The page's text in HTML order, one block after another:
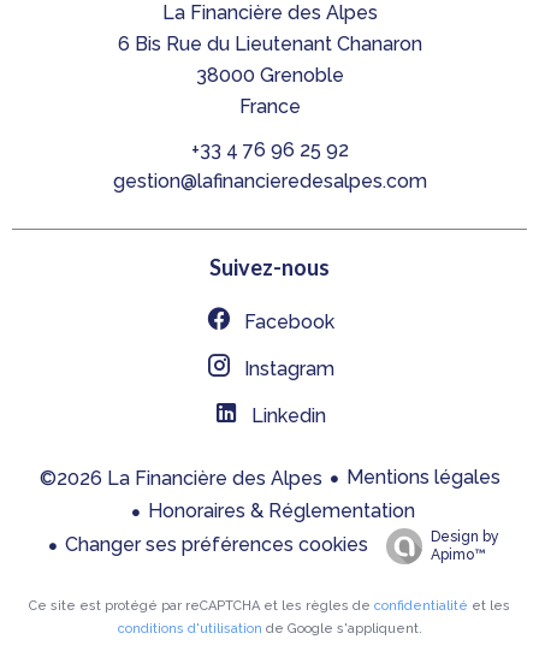
La Financière des Alpes
6 Bis Rue du Lieutenant Chanaron
38000 Grenoble
France
+33 4 76 96 25 92
gestion@lafinancieredesalpes.com
Suivez-nous
Facebook
Instagram
Linkedin
©2026 La Financière des Alpes
Mentions légales
Honoraires & Réglementation
Changer ses préférences cookies
Design by
Apimo™
Ce site est protégé par reCAPTCHA et les règles de confidentialité et les
conditions d'utilisation de Google s'appliquent.